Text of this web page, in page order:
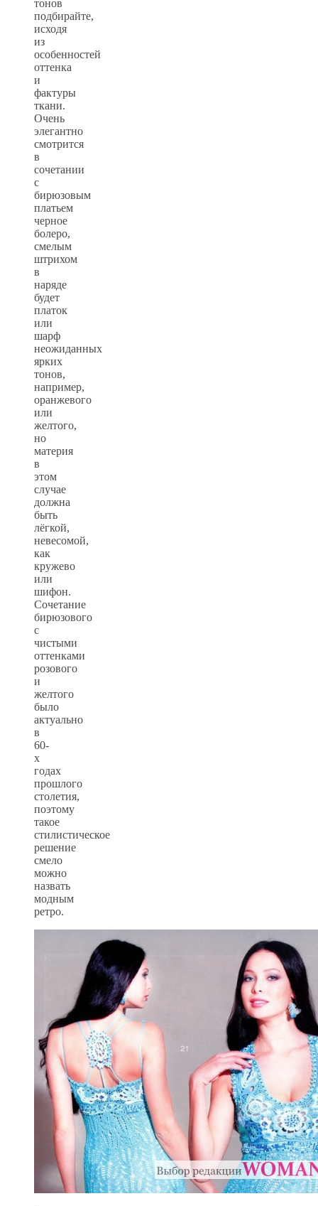
тонов
подбирайте,
исходя
из
особенностей
оттенка
и
фактуры
ткани.
Очень
элегантно
смотрится
в
сочетании
с
бирюзовым
платьем
черное
болеро,
смелым
штрихом
в
наряде
будет
платок
или
шарф
неожиданных
ярких
тонов,
например,
оранжевого
или
желтого,
но
материя
в
этом
случае
должна
быть
лёгкой,
невесомой,
как
кружево
или
шифон.
Сочетание
бирюзового
с
чистыми
оттенками
розового
и
желтого
было
актуально
в
60-
х
годах
прошлого
столетия,
поэтому
такое
стилистическое
решение
смело
можно
назвать
модным
ретро.